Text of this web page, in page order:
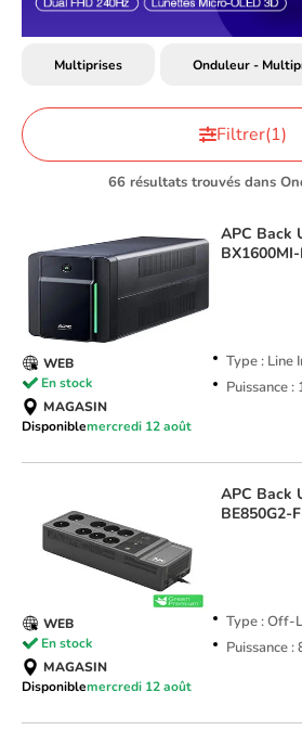
Multiprises Onduleur -
66 résultats trouvés dans
Filtrer(1)
APC Back
BX1600MI-
Type : Line
Puissance
WEB
En stock
MAGASIN
Disponiblemercredi 12 août
APC Back
BE850G2-
Type : Off-
Puissance :
WEB
En stock
MAGASIN
Disponiblemercredi 12 août